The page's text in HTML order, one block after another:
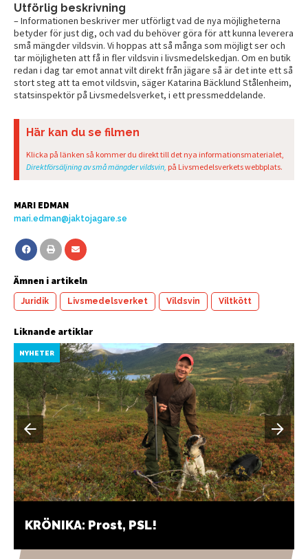
Här kan du se filmen
Klicka på länken så kommer du direkt till det nya informationsmaterialet,
Direktförsäljning av små mängder vildsvin, på Livsmedelsverkets webbplats.
Utförlig beskrivning
– Informationen beskriver mer utförligt vad de nya möjligheterna
betyder för just dig, och vad du behöver göra för att kunna leverera
små mängder vildsvin. Vi hoppas att så många som möjligt ser och
tar möjligheten att få in fler vildsvin i livsmedelskedjan. Om en butik
redan i dag tar emot annat vilt direkt från jägare så är det inte ett så
stort steg att ta emot vildsvin, säger Katarina Bäcklund Stålenheim,
statsinspektör på Livsmedelsverket, i ett pressmeddelande.
MARI EDMAN
mari.edman@jaktojagare.se
Ämnen i artikeln
Juridik Livsmedelsverket Vildsvin Viltkött
Liknande artiklar
NYHETER
KRÖNIKA: Prost, PSL!